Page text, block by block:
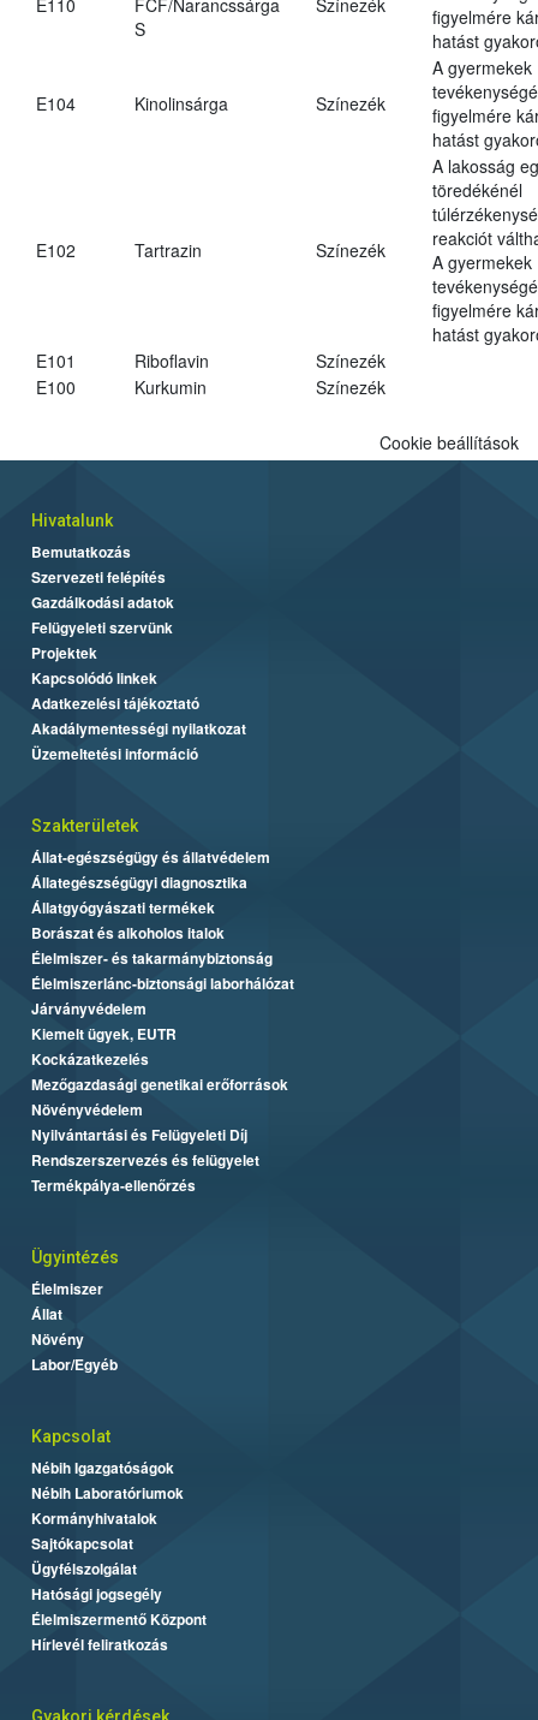
S
figyelmére
hatást
E104 Kinolinsárga Színezék
A gyermekek
figyelmére
hatást
E102 Tartrazin Színezék
A lakosság
töredékénél
reakciót
A gyermekek
figyelmére
hatást
E101
Riboflavin
Színezék
E100
Kurkumin Színezék
Cookie beállítások
Hivatalunk
Bemutatkozás
Szervezeti felépítés
Gazdálkodási adatok
Felügyeleti szervünk
Projektek
Kapcsolódó linkek
Adatkezelési tájékoztató
Akadálymentességi nyilatkozat
Üzemeltetési információ
Szakterületek
Állat-egészségügy és állatvédelem
Állategészségügyi diagnosztika
Állatgyógyászati termékek
Borászat és alkoholos italok
Élelmiszer- és takarmánybiztonság
Élelmiszerlánc-biztonsági laborhálózat
Járványvédelem
Kiemelt ügyek, EUTR
Kockázatkezelés
Mezőgazdasági genetikai erőforrások
Növényvédelem
Nyilvántartási és Felügyeleti Díj
Rendszerszervezés és felügyelet
Termékpálya-ellenőrzés
Ügyintézés
Élelmiszer
Állat
Növény
Labor/Egyéb
Kapcsolat
Nébih Igazgatóságok
Nébih Laboratóriumok
Kormányhivatalok
Sajtókapcsolat
Ügyfélszolgálat
Hatósági jogsegély
Élelmiszermentő Központ
Hírlevél feliratkozás
Gyakori kérdések